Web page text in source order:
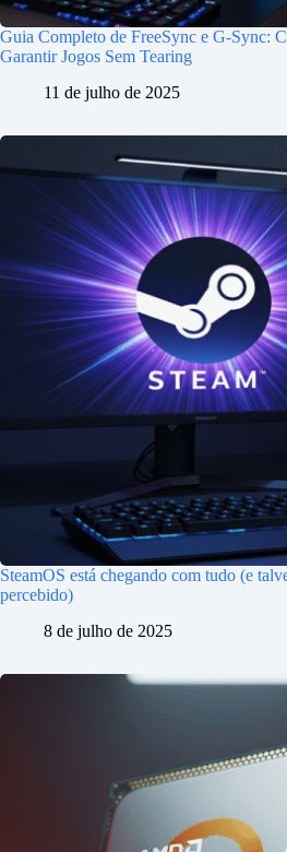
Guia Completo de FreeSync e G-Sync:
Garantir Jogos Sem Tearing
11 de julho de 2025
SteamOS está chegando com tudo (e
percebido)
8 de julho de 2025